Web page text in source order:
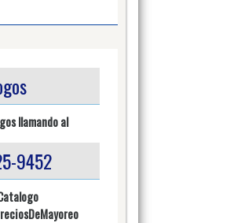
llamando al
9452